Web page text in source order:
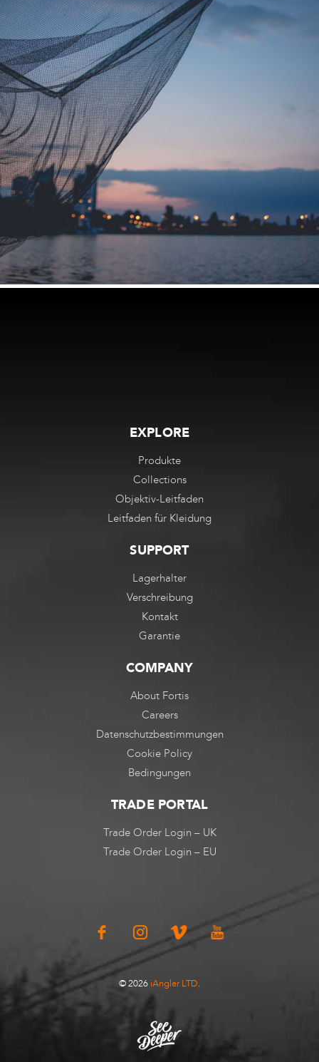
EXPLORE
Produkte
Collections
Objektiv-Leitfaden
Leitfaden für Kleidung
SUPPORT
Lagerhalter
Verschreibung
Kontakt
Garantie
COMPANY
About Fortis
Careers
Datenschutzbestimmungen
Cookie Policy
Bedingungen
TRADE PORTAL
Trade Order Login – UK
Trade Order Login – EU
© 2026 iAngler LTD.